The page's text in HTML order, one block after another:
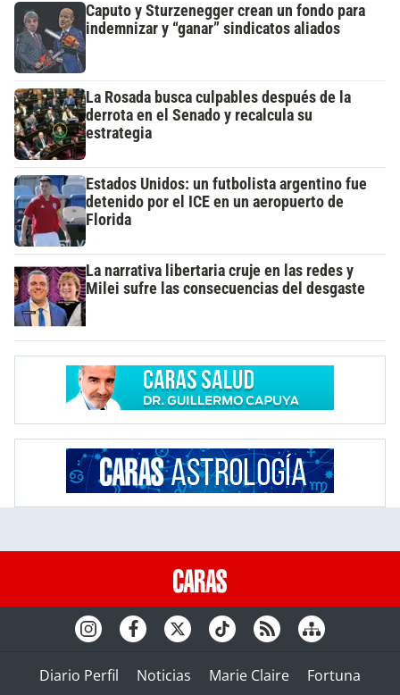
Caputo y Sturzenegger crean un fondo para
indemnizar y “ganar” sindicatos aliados
La Rosada busca culpables después de la
derrota en el Senado y recalcula su
estrategia
Estados Unidos: un futbolista argentino fue
detenido por el ICE en un aeropuerto de
Florida
La narrativa libertaria cruje en las redes y
Milei sufre las consecuencias del desgaste
Diario Perfil Noticias Marie Claire
Fortuna